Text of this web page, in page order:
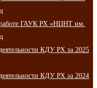
ГАУК РХ «НЦНТ им.
КДУ РХ за 2025
КДУ РХ за 2024